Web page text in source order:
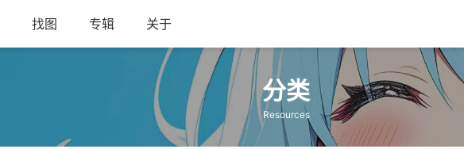
找图 专辑 关于
分类
Resources